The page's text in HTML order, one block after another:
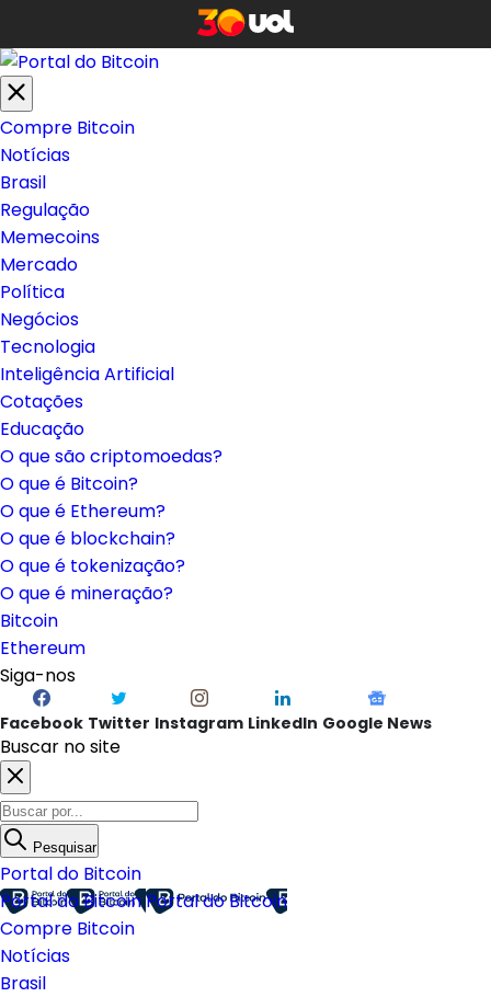
Compre Bitcoin
Notícias
Brasil
Regulação
Memecoins
Mercado
Política
Negócios
Tecnologia
Inteligência Artificial
Cotações
Educação
O que são criptomoedas?
O que é Bitcoin?
O que é Ethereum?
O que é blockchain?
O que é tokenização?
O que é mineração?
Bitcoin
Ethereum
Siga-nos
Facebook Twitter Instagram LinkedIn Google News
Buscar no site
Pesquisar
Portal do Bitcoin
Portal do BitcoinPortal do Bitcoin
Compre Bitcoin
Notícias
Brasil